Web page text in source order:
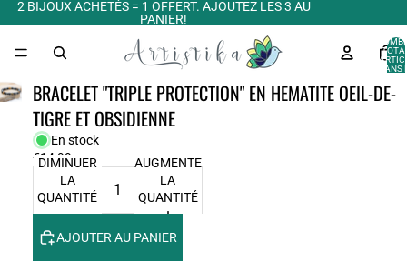
2 BIJOUX ACHETÉS = 1 OFFERT. AJOUTEZ LES 3 AU
PANIER!
DANS
BRACELET "TRIPLE PROTECTION" EN HEMATITE OEIL-DE-
TIGRE ET OBSIDIENNE
En stock
€14,99
DIMINUER
LA
QUANTITÉ
AUGMENTER
LA
QUANTITÉ
AJOUTER AU PANIER